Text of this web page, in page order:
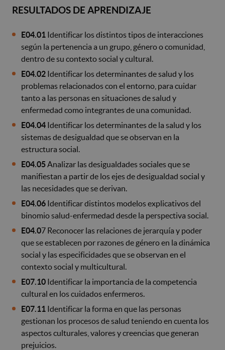
RESULTADOS DE APRENDIZAJE
E04.01 Identificar los distintos tipos de interacciones
según la pertenencia a un grupo, género o comunidad,
dentro de su contexto social y cultural.
E04.02 Identificar los determinantes de salud y los
problemas relacionados con el entorno, para cuidar
tanto a las personas en situaciones de salud y
enfermedad como integrantes de una comunidad.
E04.04 Identificar los determinantes de la salud y los
sistemas de desigualdad que se observan en la
estructura social.
E04.05 Analizar las desigualdades sociales que se
manifiestan a partir de los ejes de desigualdad social y
las necesidades que se derivan.
E04.06 Identificar distintos modelos explicativos del
binomio salud-enfermedad desde la perspectiva social.
E04.07 Reconocer las relaciones de jerarquía y poder
que se establecen por razones de género en la dinámica
social y las especificidades que se observan en el
contexto social y multicultural.
E07.10 Identificar la importancia de la competencia
cultural en los cuidados enfermeros.
E07.11 Identificar la forma en que las personas
gestionan los procesos de salud teniendo en cuenta los
aspectos culturales, valores y creencias que generan
prejuicios.